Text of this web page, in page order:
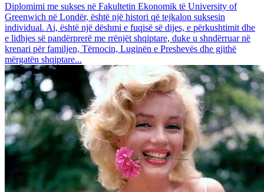
Diplomimi me sukses në Fakultetin Ekonomik të University of
Greenwich në Londër, është një histori që tejkalon suksesin
individual. Ai, është një dëshmi e fuqisë së dijes, e përkushtimit dhe
e lidhjes së pandërprerë me rrënjët shqiptare, duke u shndërruar në
krenari për familjen, Tërnocin, Luginën e Preshevës dhe gjithë
mërgatën shqiptare...